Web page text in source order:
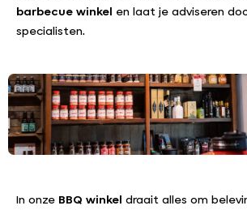
barbecue winkel en laat je adviseren
specialisten.
In onze BBQ winkel draait alles om